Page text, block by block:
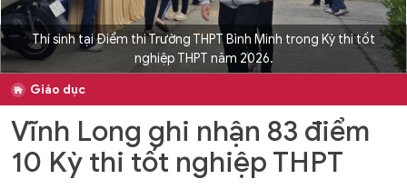
Thí sinh tại Điểm thi Trường THPT Bình Minh trong Kỳ thi tốt
nghiệp THPT năm 2026.
Giáo dục
Vĩnh Long ghi nhận 83 điểm
10 Kỳ thi tốt nghiệp THPT